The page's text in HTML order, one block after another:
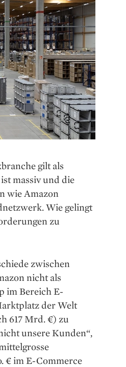
gilt als
massiv und die
wie Amazon
Wie gelingt
zu
zwischen
nicht als
im Bereich E-
der Welt
617 Mrd. €) zu
unsere Kunden“,
€ im E-Commerce